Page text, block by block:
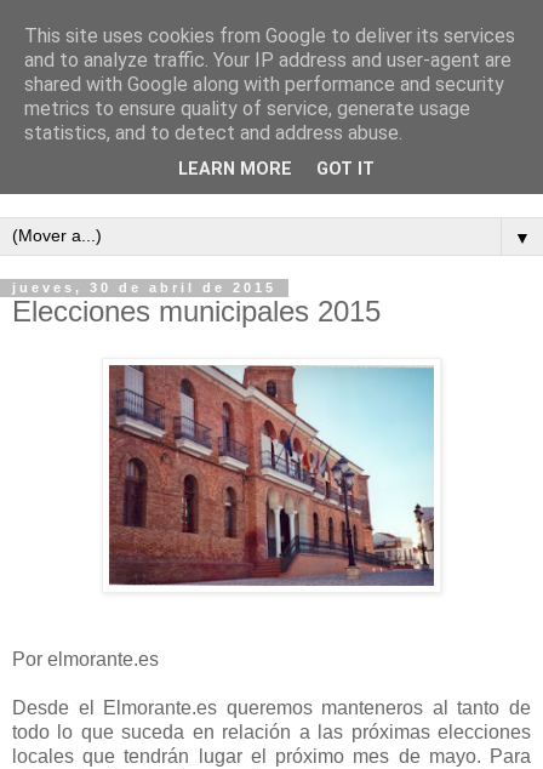
Semanario independiente de Calañas
▼
jueves, 30 de abril de 2015
Elecciones municipales 2015
Por elmorante.es
Desde el Elmorante.es queremos manteneros al tanto de
todo lo que suceda en relación a las próximas elecciones
locales que tendrán lugar el próximo mes de mayo. Para
This site uses cookies from Google to deliver its services
and to analyze traffic. Your IP address and user-agent are
shared with Google along with performance and security
metrics to ensure quality of service, generate usage
statistics, and to detect and address abuse.
LEARN MORE GOT IT